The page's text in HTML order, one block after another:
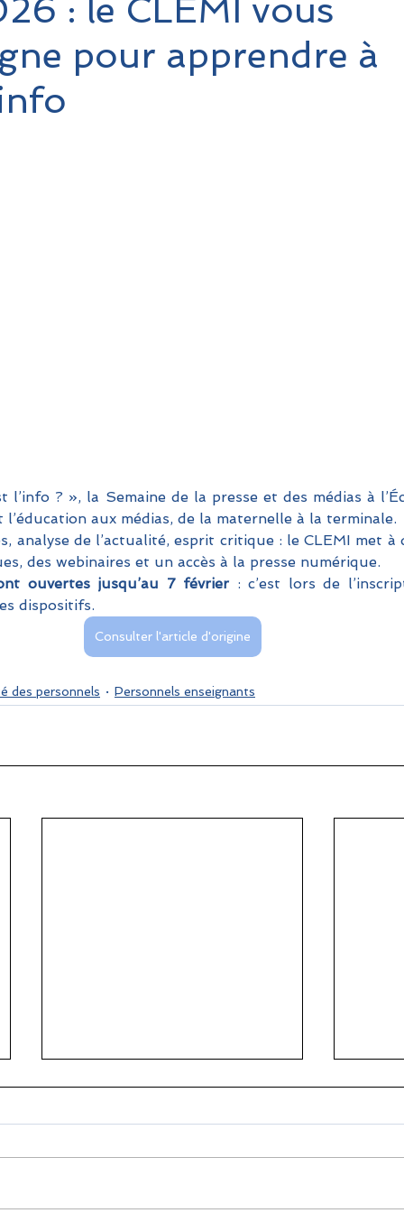
: le CLEMI vous
pour apprendre à
l’info ? », la Semaine de la presse et des médias à
aux médias, de la maternelle à la terminale.
analyse de l’actualité, esprit critique : le CLEMI met à
des webinaires et un accès à la presse numérique.
ouvertes jusqu’au 7 février : c’est lors de
dispositifs.
Consulter l'article d'origine
des personnels Personnels enseignants